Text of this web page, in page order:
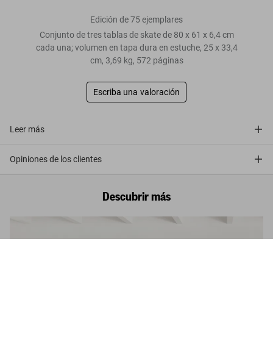
Edición de 75 ejemplares
Conjunto de tres tablas de skate de 80 x 61 x 6,4 cm
cada una; volumen en tapa dura en estuche, 25 x 33,4
cm, 3,69 kg, 572 páginas
Escriba una valoración
Leer más
Opiniones de los clientes
Descubrir más